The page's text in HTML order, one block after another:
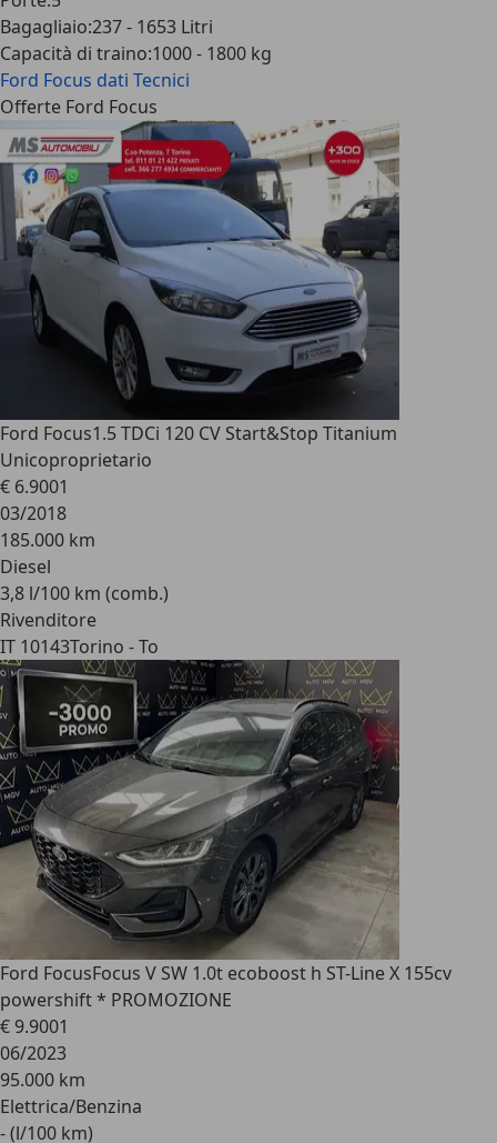
Bagagliaio:237 - 1653 Litri
Capacità di traino:1000 - 1800 kg
Ford Focus dati Tecnici
Offerte Ford Focus
Ford Focus1.5 TDCi 120 CV Start&Stop Titanium
Unicoproprietario
€ 6.9001
03/2018
185.000 km
Diesel
3,8 l/100 km (comb.)
Rivenditore
IT 10143Torino - To
Ford FocusFocus V SW 1.0t ecoboost h ST-Line X 155cv
powershift * PROMOZIONE
€ 9.9001
06/2023
95.000 km
Elettrica/Benzina
- (l/100 km)